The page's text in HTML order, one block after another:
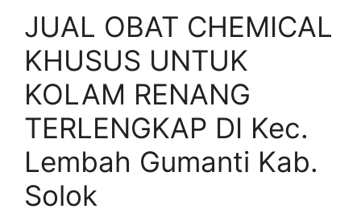
JUAL OBAT CHEMICAL
KHUSUS UNTUK
KOLAM RENANG
TERLENGKAP DI Kec.
Lembah Gumanti Kab.
Solok